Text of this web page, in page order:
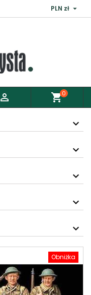
PLN zł 
 shopping_cart0
Obniżka